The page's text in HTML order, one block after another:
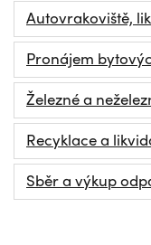
Autovrakoviště,
Pronájem
Železné a
Recyklace a
Sběr a výkup